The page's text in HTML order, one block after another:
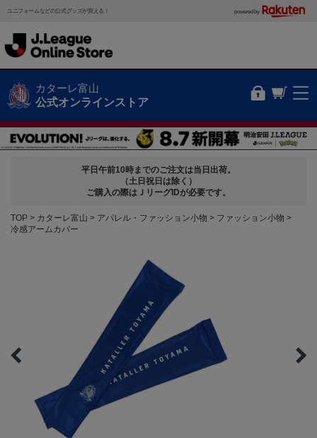
ユニフォームなどの公式グッズが買える！ powered by
カターレ富山
公式オンラインストア
平日午前10時までのご注文は当日出荷。
（土日祝日は除く）
ご購入の際はＪリーグIDが必要です。
TOP カターレ富山 アパレル・ファッション小物
ファッション小物
冷感アームカバー